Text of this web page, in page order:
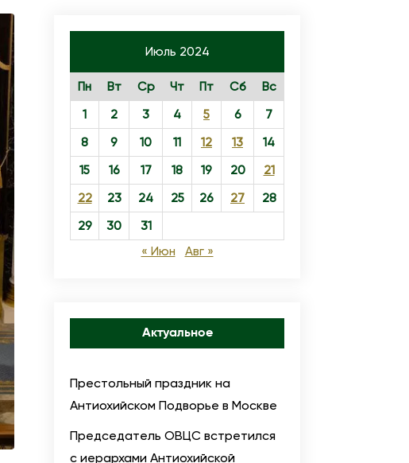
Июль 2024
Пн Вт Ср Чт Пт Сб
Вс
1
2 3 4 5 6
7
8
9 10 11 12 13
14
15
16 17 18 19 20
21
22
23 24 25 26 27
28
29
30
31
« Июн
Авг »
Актуальное
Престольный праздник на
Антиохийском Подворье в Москве
Председатель ОВЦС встретился
с иерархами Антиохийской